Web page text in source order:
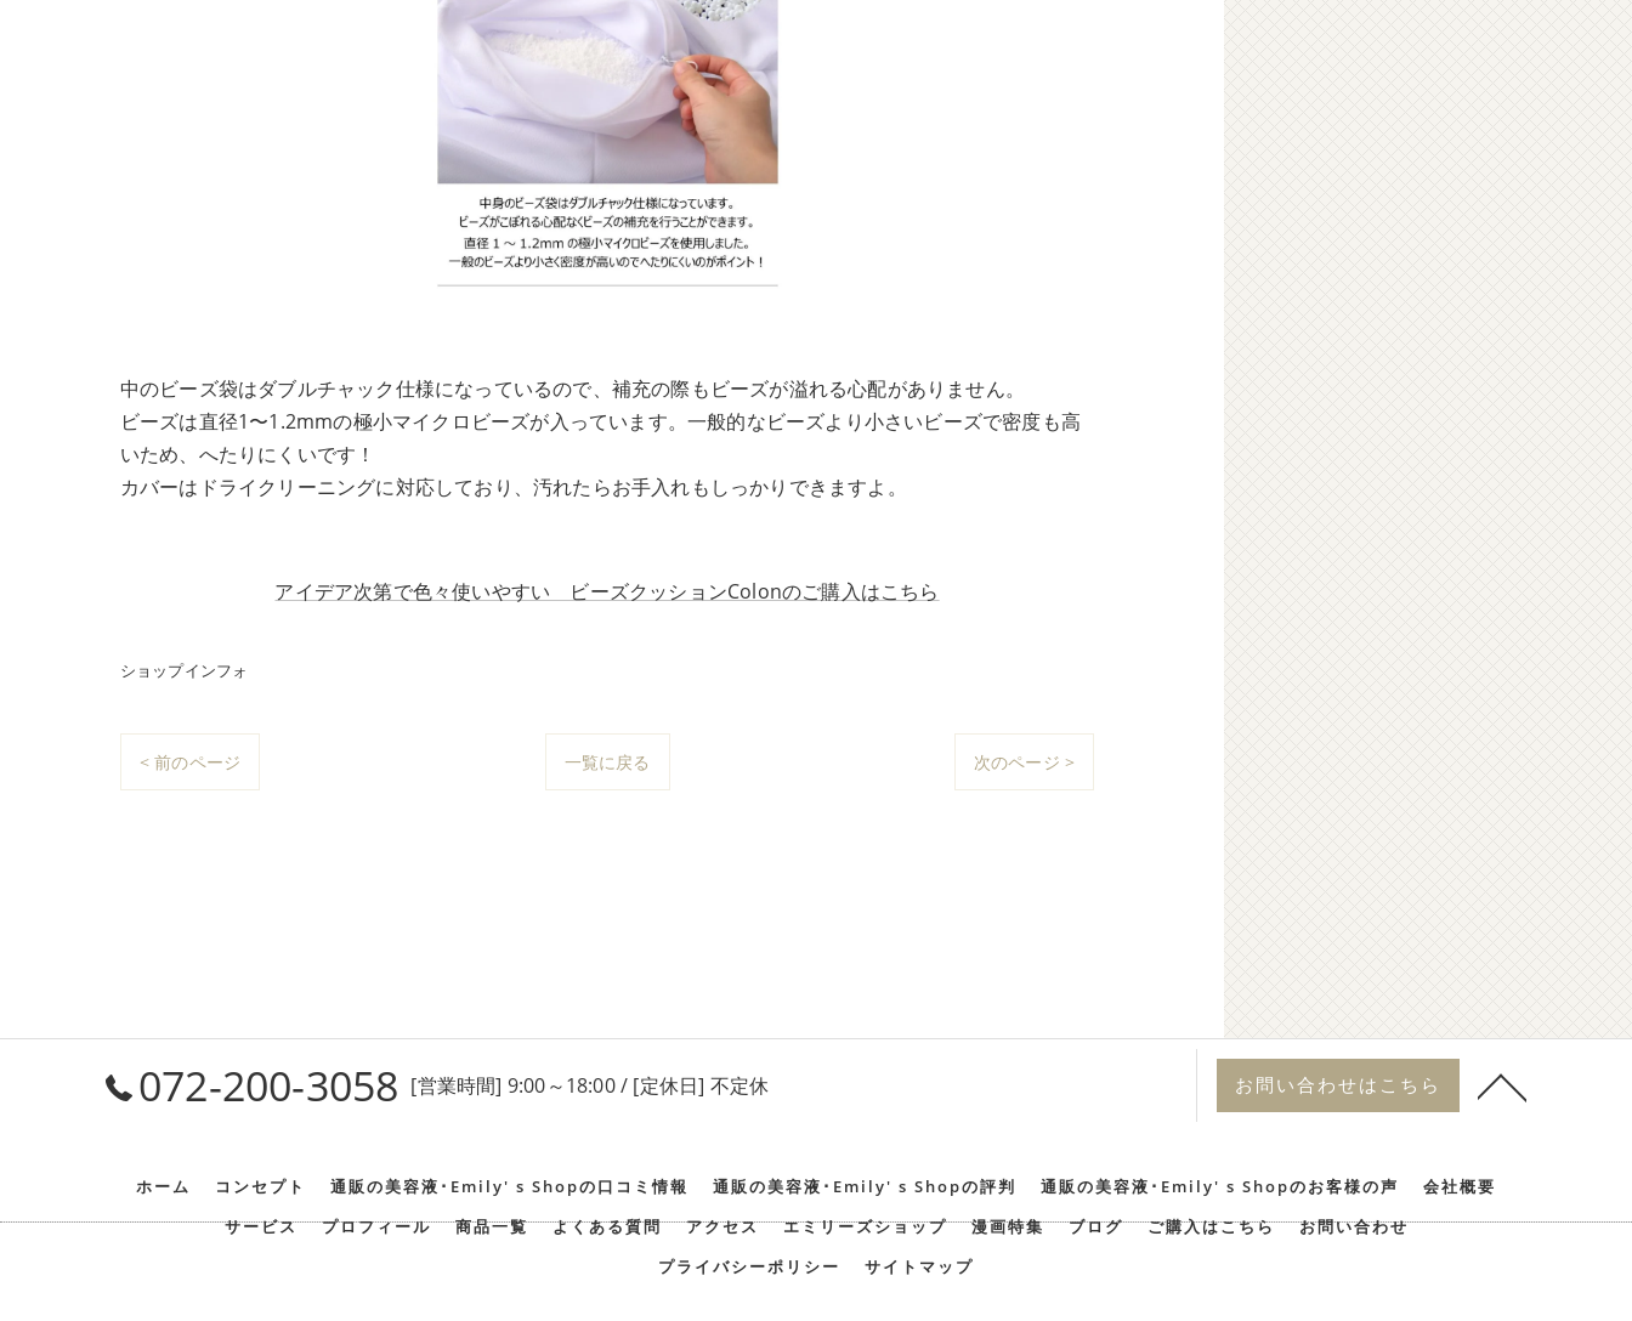
中のビーズ袋はダブルチャック仕様になっているので、補充の際もビーズが溢れる心配がありません。
ビーズは直径1〜1.2mmの極小マイクロビーズが入っています。一般的なビーズより小さいビーズで密度も高
いため、へたりにくいです！
カバーはドライクリーニングに対応しており、汚れたらお手入れもしっかりできますよ。
アイデア次第で色々使いやすい ビーズクッションColonのご購入はこちら
ショップインフォ
< 前のページ 一覧に戻る 次のページ >
072-200-3058 [営業時間] 9:00～18:00 / [定休日] 不定休 お問い合わせはこちら
ホーム コンセプト 通販の美容液･Emily' s Shopの口コミ情報 通販の美容液･Emily' s Shopの評判 通販の美容液･Emily' s Shopのお客様の声
会社概要
サービス
プロフィール 商品一覧 よくある質問 アクセス エミリーズショップ 漫画特集 ブログ ご購入はこちら
お問い合わせ
プライバシーポリシー
サイトマップ